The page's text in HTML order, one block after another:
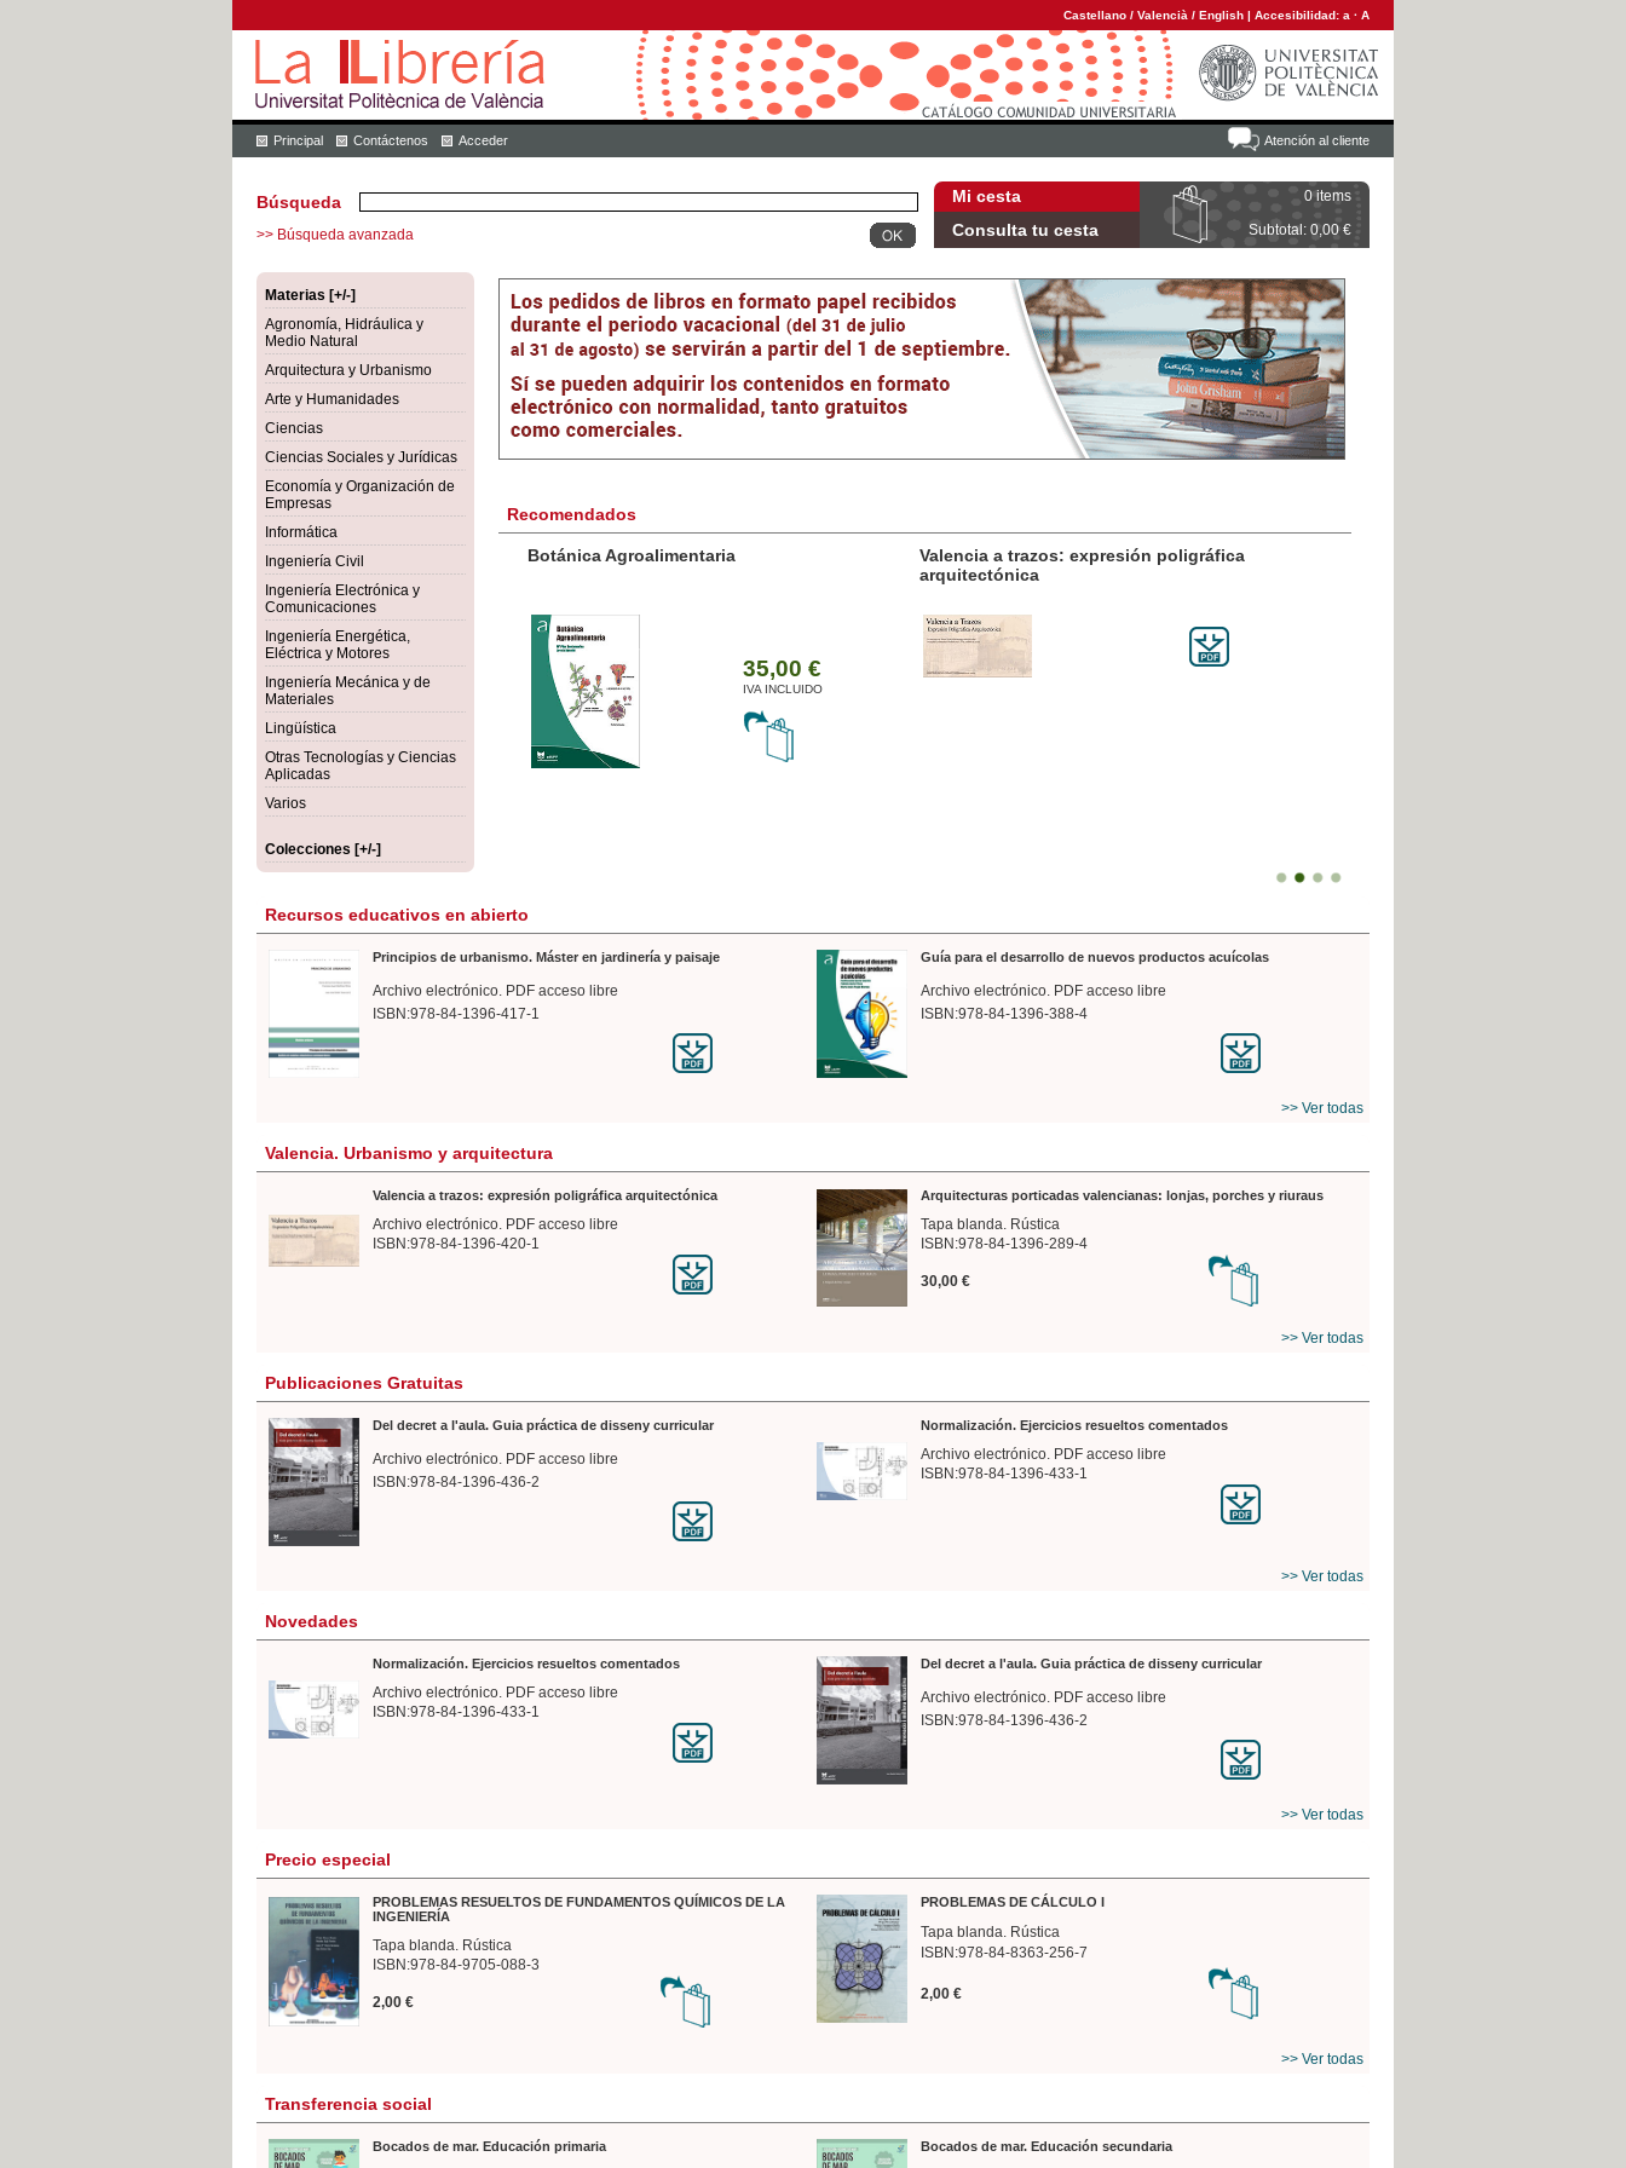
Castellano / Valencià / English | Accesibilidad: a · A
Atención al cliente
Principal Contáctenos Acceder
Mi cesta 0 items
Consulta tu cesta Subtotal: 0,00 €
Búsqueda
>> Búsqueda avanzada
Materias [+/-]
Agronomía, Hidráulica y
Medio Natural
Arquitectura y Urbanismo
Arte y Humanidades
Ciencias
Ciencias Sociales y Jurídicas
Economía y Organización de
Empresas
Informática
Ingeniería Civil
Ingeniería Electrónica y
Comunicaciones
Ingeniería Energética,
Eléctrica y Motores
Ingeniería Mecánica y de
Materiales
Lingüística
Otras Tecnologías y Ciencias
Aplicadas
Varios
Colecciones [+/-]
Recomendados
Botánica Agroalimentaria
35,00 €
IVA INCLUIDO
Valencia a trazos: expresión poligráfica
arquitectónica
Recursos educativos en abierto
Principios de urbanismo. Máster en jardinería y paisaje
Archivo electrónico. PDF acceso libre
ISBN:978-84-1396-417-1
Guía para el desarrollo de nuevos productos acuícolas
Archivo electrónico. PDF acceso libre
ISBN:978-84-1396-388-4
>> Ver todas
Valencia. Urbanismo y arquitectura
Valencia a trazos: expresión poligráfica arquitectónica
Archivo electrónico. PDF acceso libre
ISBN:978-84-1396-420-1
Arquitecturas porticadas valencianas: lonjas, porches y riuraus
Tapa blanda. Rústica
ISBN:978-84-1396-289-4
30,00 €
>> Ver todas
Publicaciones Gratuitas
Del decret a l'aula. Guia práctica de disseny curricular
Archivo electrónico. PDF acceso libre
ISBN:978-84-1396-436-2
Normalización. Ejercicios resueltos comentados
Archivo electrónico. PDF acceso libre
ISBN:978-84-1396-433-1
>> Ver todas
Novedades
Normalización. Ejercicios resueltos comentados
Archivo electrónico. PDF acceso libre
ISBN:978-84-1396-433-1
Del decret a l'aula. Guia práctica de disseny curricular
Archivo electrónico. PDF acceso libre
ISBN:978-84-1396-436-2
>> Ver todas
Precio especial
PROBLEMAS RESUELTOS DE FUNDAMENTOS QUÍMICOS DE LA
INGENIERÍA
Tapa blanda. Rústica
ISBN:978-84-9705-088-3
2,00 €
PROBLEMAS DE CÁLCULO I
Tapa blanda. Rústica
ISBN:978-84-8363-256-7
2,00 €
>> Ver todas
Transferencia social
Bocados de mar. Educación primaria Bocados de mar. Educación secundaria